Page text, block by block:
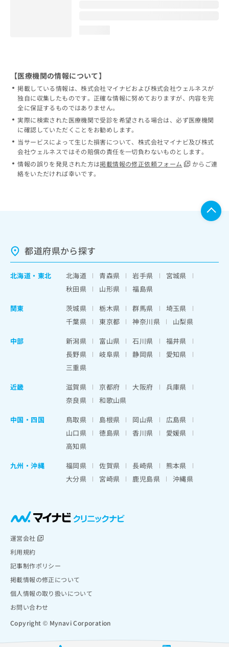
【医療機関の情報について】
掲載している情報は、株式会社マイナビおよび株式会社ウェルネスが
独自に収集したものです。正確な情報に努めておりますが、内容を完
全に保証するものではありません。
実際に検索された医療機関で受診を希望される場合は、必ず医療機関
に確認していただくことをお勧めします。
当サービスによって生じた損害について、株式会社マイナビ及び株式
会社ウェルネスではその賠償の責任を一切負わないものとします。
情報の誤りを発見された方は掲載情報の修正依頼フォーム
からご連
絡をいただければ幸いです。
都道府県から探す
北海道 ・ 東北 北海道 青森県 岩手県
宮城県
秋田県
山形県
福島県
関東
茨城県 栃木県 群馬県
埼玉県
千葉県
東京都 神奈川県
山梨県
中部
新潟県 富山県 石川県
福井県
長野県
岐阜県 静岡県
愛知県
三重県
近畿
滋賀県 京都府 大阪府
兵庫県
奈良県
和歌山県
中国・四国
鳥取県 島根県 岡山県
広島県
山口県
徳島県 香川県
愛媛県
高知県
九州・沖縄
福岡県 佐賀県 長崎県
熊本県
大分県
宮崎県 鹿児島県 沖縄県
運営会社
利用規約
記事制作ポリシー
掲載情報の修正について
個人情報の取り扱いについて
お問い合わせ
Copyright © Mynavi Corporation